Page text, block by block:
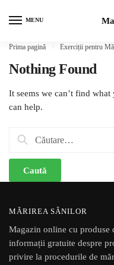
MENU
Prima pagină / Exerciții pentru
Nothing Found
It seems we can’t find
can help.
Caută după:
MĂRIREA SÂNILOR
Magazin online cu produse
informații gratuite despre
privire la procedurile de